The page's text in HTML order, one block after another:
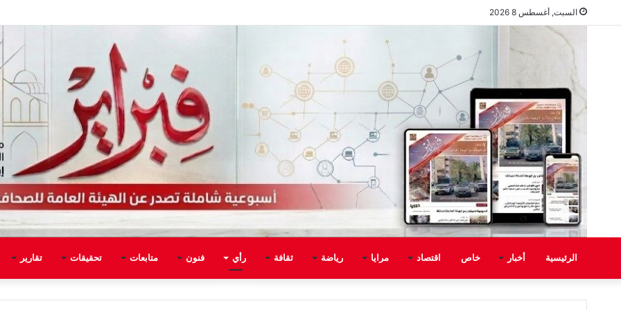
السبت, أغسطس 8 2026
الرئيسية أخبار خاص اقتصاد مرايا رياضة ثقافة رأي فنون متابعات تحقيقات تقارير